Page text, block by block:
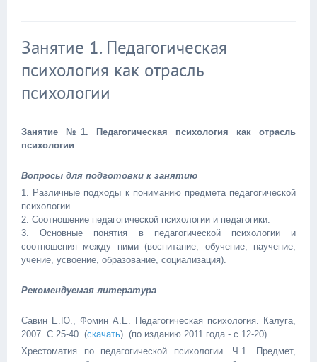
Занятие 1. Педагогическая
психология как отрасль
психологии
Занятие №1. Педагогическая психология как отрасль
психологии
Вопросы для подготовки к занятию
1. Различные подходы к пониманию предмета педагогической
психологии.
2. Соотношение педагогической психологии и педагогики.
3. Основные понятия в педагогической психологии и
соотношения между ними (воспитание, обучение, научение,
учение, усвоение, образование, социализация).
Рекомендуемая литература
Савин Е.Ю., Фомин А.Е. Педагогическая психология. Калуга,
2007. С.25-40. (скачать) (по изданию 2011 года - с.12-20).
Хрестоматия по педагогической психологии. Ч.1. Предмет,